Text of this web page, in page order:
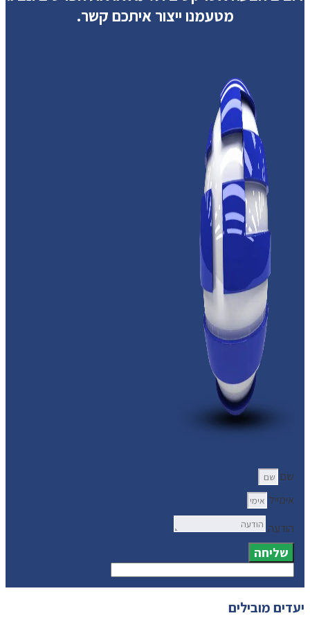
מטעמנו ייצור איתכם קשר.
שם
אימייל
הודעה
שליחה
יעדים מובילים